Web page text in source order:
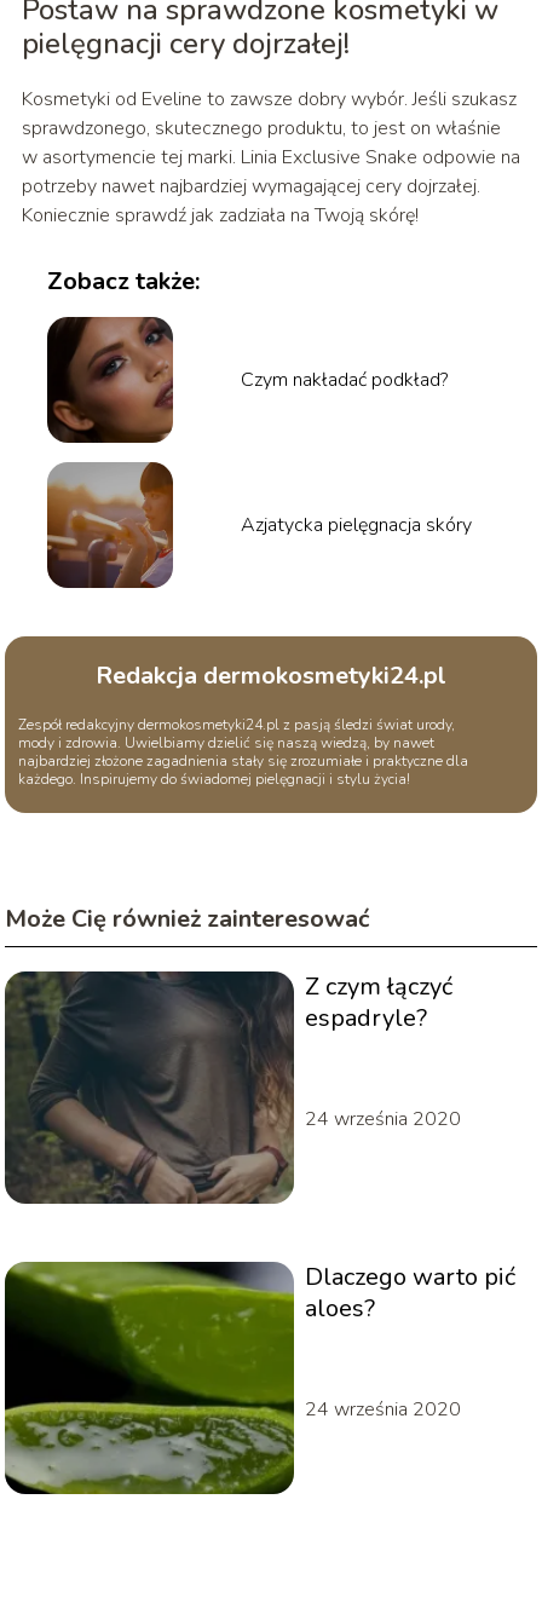
Postaw na sprawdzone kosmetyki w
pielęgnacji cery dojrzałej!
Kosmetyki od Eveline to zawsze dobry wybór. Jeśli szukasz
sprawdzonego, skutecznego produktu, to jest on właśnie
w asortymencie tej marki. Linia Exclusive Snake odpowie na
potrzeby nawet najbardziej wymagającej cery dojrzałej.
Koniecznie sprawdź jak zadziała na Twoją skórę!
Zobacz także:
Czym nakładać podkład?
Azjatycka pielęgnacja skóry
Redakcja dermokosmetyki24.pl
Zespół redakcyjny dermokosmetyki24.pl z pasją śledzi świat urody,
mody i zdrowia. Uwielbiamy dzielić się naszą wiedzą, by nawet
najbardziej złożone zagadnienia stały się zrozumiałe i praktyczne dla
każdego. Inspirujemy do świadomej pielęgnacji i stylu życia!
Może Cię również zainteresować
Z czym łączyć
espadryle?
24 września 2020
Dlaczego warto pić
aloes?
24 września 2020